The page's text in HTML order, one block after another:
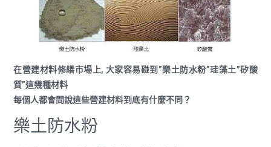
在營建材料修繕市場上, 大家容易碰到”樂土防水粉”珪藻土”矽酸
質”這幾種材料
每個人都會問說這些營建材料到底有什麼不同？
樂土防水粉